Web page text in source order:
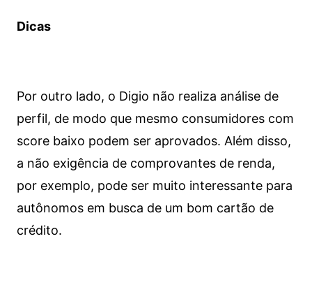
Dicas
Por outro lado, o Digio não realiza análise de
perfil, de modo que mesmo consumidores com
score baixo podem ser aprovados. Além disso,
a não exigência de comprovantes de renda,
por exemplo, pode ser muito interessante para
autônomos em busca de um bom cartão de
crédito.